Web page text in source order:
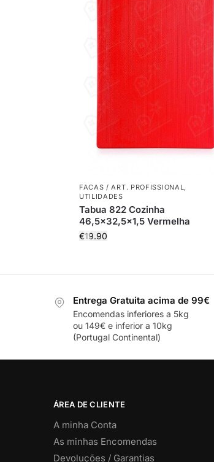
FACAS / ART. PROFISSIONAL
UTILIDADES
Tabua 822 Cozinha
46,5×32,5×1,5 Vermelha
€19.90
Entrega Gratuita acima de 99€
Encomendas inferiores a 5kg
ou 149€ e inferior a 10kg
(Portugal Continental)
ÁREA DE CLIENTE
A minha Conta
As minhas Encomendas
Devoluções / Garantias